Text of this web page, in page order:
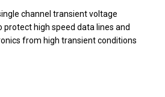
channel transient voltage
protect high speed data lines and
from high transient conditions